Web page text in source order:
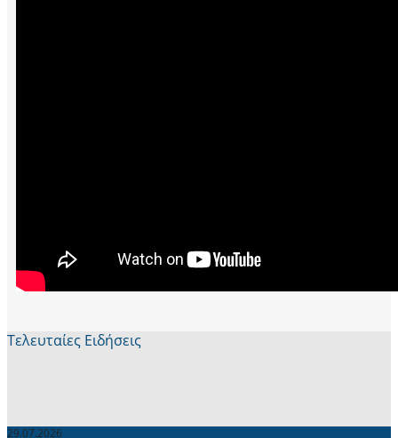
Τελευταίες Ειδήσεις
29.07.2026